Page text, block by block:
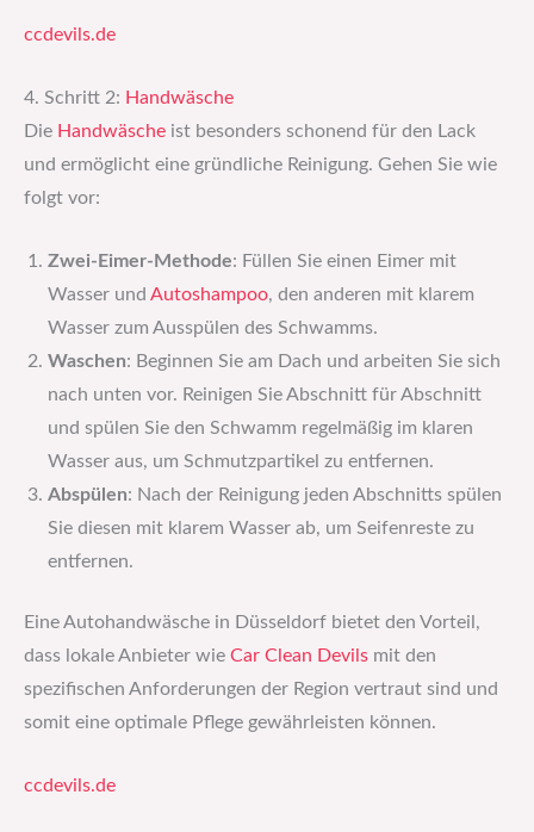
ccdevils.de
4. Schritt 2: Handwäsche
Die Handwäsche ist besonders schonend für den Lack
und ermöglicht eine gründliche Reinigung. Gehen Sie wie
folgt vor:
Zwei-Eimer-Methode: Füllen Sie einen Eimer mit
Wasser und Autoshampoo, den anderen mit klarem
Wasser zum Ausspülen des Schwamms.
Waschen: Beginnen Sie am Dach und arbeiten Sie sich
nach unten vor. Reinigen Sie Abschnitt für Abschnitt
und spülen Sie den Schwamm regelmäßig im klaren
Wasser aus, um Schmutzpartikel zu entfernen.
Abspülen: Nach der Reinigung jeden Abschnitts spülen
Sie diesen mit klarem Wasser ab, um Seifenreste zu
entfernen.
Eine Autohandwäsche in Düsseldorf bietet den Vorteil,
dass lokale Anbieter wie Car Clean Devils mit den
spezifischen Anforderungen der Region vertraut sind und
somit eine optimale Pflege gewährleisten können.
ccdevils.de